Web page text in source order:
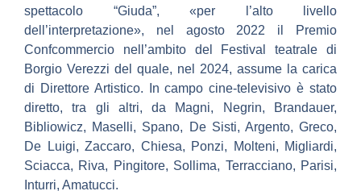
spettacolo “Giuda”, «per l’alto livello
dell’interpretazione», nel agosto 2022 il Premio
Confcommercio nell’ambito del Festival teatrale di
Borgio Verezzi del quale, nel 2024, assume la carica
di Direttore Artistico. In campo cine-televisivo è stato
diretto, tra gli altri, da Magni, Negrin, Brandauer,
Bibliowicz, Maselli, Spano, De Sisti, Argento, Greco,
De Luigi, Zaccaro, Chiesa, Ponzi, Molteni, Migliardi,
Sciacca, Riva, Pingitore, Sollima, Terracciano, Parisi,
Inturri, Amatucci.